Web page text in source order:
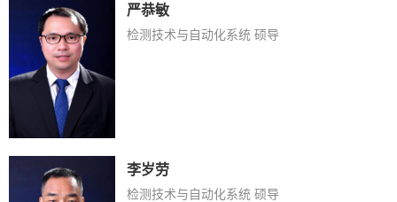
严恭敏
检测技术与自动化系统 硕导
李岁劳
检测技术与自动化系统 硕导